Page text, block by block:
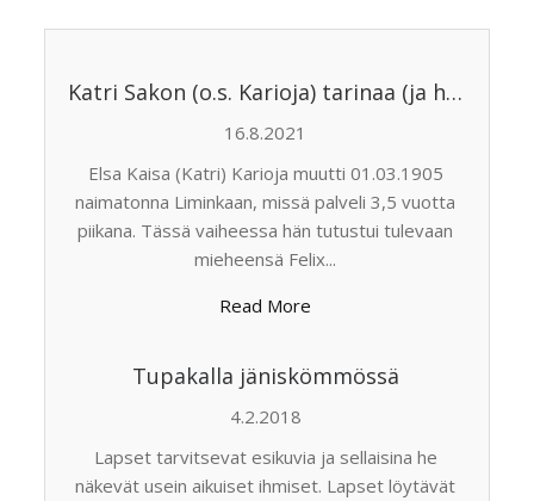
Katri Sakon (o.s. Karioja) tarinaa (ja hieman jälkeläistenkin)
16.8.2021
Elsa Kaisa (Katri) Karioja muutti 01.03.1905
naimatonna Liminkaan, missä palveli 3,5 vuotta
piikana. Tässä vaiheessa hän tutustui tulevaan
mieheensä Felix...
Read More
Tupakalla jäniskömmössä
4.2.2018
Lapset tarvitsevat esikuvia ja sellaisina he
näkevät usein aikuiset ihmiset. Lapset löytävät